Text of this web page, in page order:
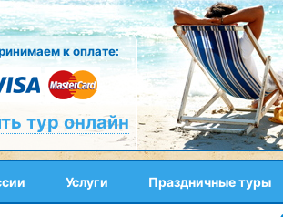
к оплате:
тур онлайн
Услуги Праздничные туры